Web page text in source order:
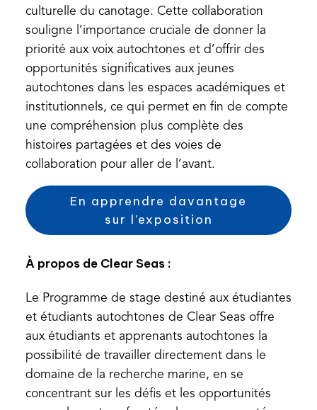
culturelle du canotage. Cette collaboration
souligne l’importance cruciale de donner la
priorité aux voix autochtones et d’offrir des
opportunités significatives aux jeunes
autochtones dans les espaces académiques et
institutionnels, ce qui permet en fin de compte
une compréhension plus complète des
histoires partagées et des voies de
collaboration pour aller de l’avant.
En apprendre davantage
sur l’exposition
o
n
s
i
n
e
À propos de Clear Seas :
Le Programme de stage destiné aux étudiantes
et étudiants autochtones de Clear Seas offre
aux étudiants et apprenants autochtones la
possibilité de travailler directement dans le
domaine de la recherche marine, en se
concentrant sur les défis et les opportunités